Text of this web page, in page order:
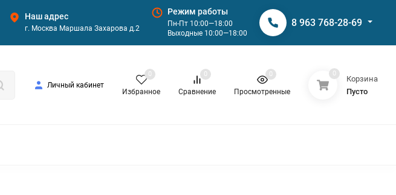
Наш адрес
г. Москва Маршала Захарова д.2
Режим работы
Пн-Пт 10:00—18:00
Выходные 10:00—18:00
8 963 768-28-69
Личный кабинет
Избранное
0
Сравнение
0
Просмотренные
0 0
Корзина
Пусто